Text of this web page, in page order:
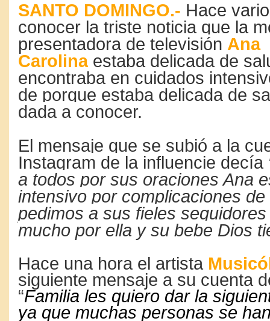
SANTO DOMINGO.- Hace
conocer la triste noticia que la
presentadora de televisión Ana
Carolina estaba delicada de
encontraba en cuidados
de porque estaba delicada de
dada a conocer.
El mensaje que se subió a la
Instagram de la influencie decía
a todos por sus oraciones Ana
intensivo por complicaciones
pedimos a sus fieles
mucho por ella y su bebe Dios
Hace una hora el artista
siguiente mensaje a su cuenta
“Familia les quiero dar la
ya que muchas personas se